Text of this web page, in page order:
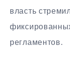
власть
регламентов.